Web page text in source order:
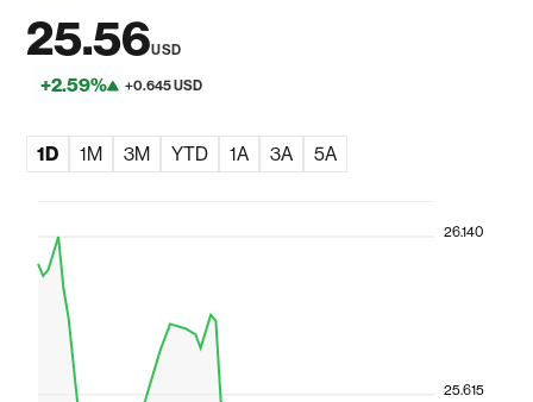
25.56USD
+2.59% +0.645 USD
1D 1M 3M YTD 1A 3A 5A
25.615
26.140